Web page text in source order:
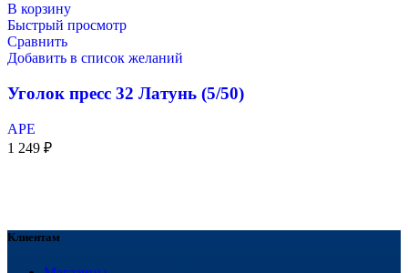
В корзину
Быстрый просмотр
Сравнить
Добавить в список желаний
Уголок пресс 32 Латунь (5/50)
APE
1 249 ₽
Клиентам